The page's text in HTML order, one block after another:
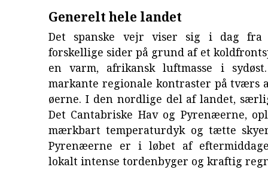
Generelt hele landet
Det spanske vejr viser sig i dag fra
forskellige sider på grund af et
en varm, afrikansk luftmasse i
markante regionale kontraster på tværs
øerne. I den nordlige del af landet,
Det Cantabriske Hav og Pyrenæerne,
mærkbart temperaturdyk og tætte
Pyrenæerne er i løbet af
lokalt intense tordenbyger og kraftig